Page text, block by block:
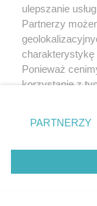
ulepszanie
Partnerzy
charakterystykę
Ponieważ
korzystanie z
zmienić/
znajdujący się
rodzaje
użytkownika,
przetwarzaniu.
PARTNERZY